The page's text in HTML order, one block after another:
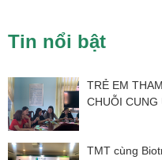
Tin nổi bật
TRẺ EM
CHUỖI CUNG
TMT cùng